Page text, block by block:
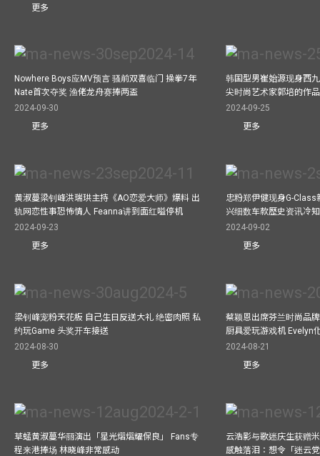
更多
Nowhere Boys应MV预言 骚前双喜临门 操拳7年
Nate首次夺奖 渔佬龙舟赛捧两盃
2024-09-30
更多
韩国型男崔始源现身西
尖时尚艺术家郭培的作
2024-09-25
更多
黄淑蔓梁钊峰洪瑞珙主持《AO恋爱大师》爆料 出
轨网恋性事恐怖情人 Feanna讲到面红嗌停机
2024-09-23
更多
忠粉郑伊健现身G-
兴细数车款歷史资讯冷
2024-09-02
更多
梁钊峰宠粉天花板 自己生日反送大礼 绝密肉照 私
约玩Game 头奖开车接送
2024-08-30
更多
蔡颖恩出席芬兰时尚品
厨具爱玩游戏机 Evelyn
2024-08-21
更多
草蜢黄淑蔓华丽演出「星光熠熠耀保良」 Fans专
程来港捧场 林晓峰非常感动
云浩影与歌迷庆生获赠
感触落泪：想令「迷云